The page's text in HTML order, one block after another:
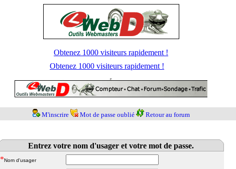
Obtenez 1000 visiteurs rapidement !
Obtenez 1000 visiteurs rapidement !
M'inscrire Mot de passe oublié Retour au forum
Entrez votre nom d'usager et votre mot de passe.
*Nom d'usager